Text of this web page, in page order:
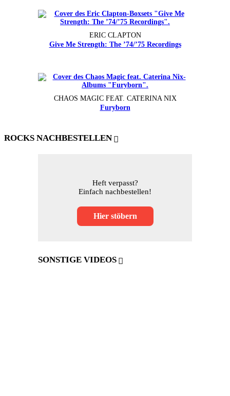
ERIC CLAPTON
Give Me Strength: The ’74/’75 Recordings
CHAOS MAGIC FEAT. CATERINA NIX
Furyborn
ROCKS NACHBESTELLEN
Heft verpasst?
Einfach nachbestellen!
Hier stöbern
SONSTIGE VIDEOS